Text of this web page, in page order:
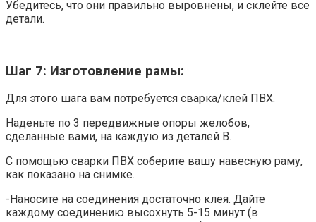
Убедитесь, что они правильно выровнены, и склейте все
детали.
Шаг 7: Изготовление рамы:
Для этого шага вам потребуется сварка/клей ПВХ.
Наденьте по 3 передвижные опоры желобов,
сделанные вами, на каждую из деталей В.
С помощью сварки ПВХ соберите вашу навесную раму,
как показано на снимке.
-Наносите на соединения достаточно клея. Дайте
каждому соединению высохнуть 5-15 минут (в